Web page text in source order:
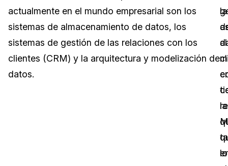
Medios de Comunicación y
Entretenimiento
Centros de Atención Telefónica
Recomendaciones
Sobre nosotros
Trabaja con nosotros
actualmente en el mundo empresarial son los
sistemas de almacenamiento de datos, los
sistemas de gestión de las relaciones con los
clientes (CRM) y la arquitectura y modelización de
datos.
la
la
al